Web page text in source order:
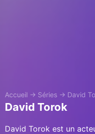
Accueil → Séries → David
David Torok
David Torok est un